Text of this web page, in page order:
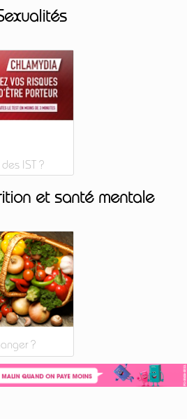
IST ?
et santé mentale
?